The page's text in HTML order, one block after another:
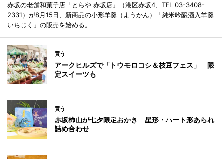
赤坂の老舗和菓子店「とらや 赤坂店」（港区赤坂4、TEL 03-3408-
2331）が8月15日、新商品の小形羊羹（ようかん）「純米吟醸酒入羊羹
いちじく」の販売を始める。
買う
アークヒルズで「トウモロコシ＆枝豆フェス」 限
定スイーツも
買う
赤坂柿山が七夕限定おかき 星形・ハート形あられ
詰め合わせ